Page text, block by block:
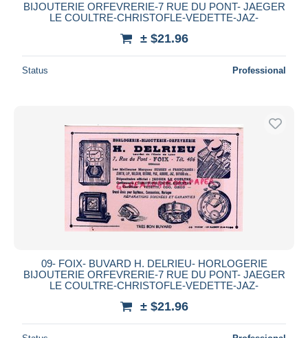
BIJOUTERIE ORFEVRERIE-7 RUE DU PONT- JAEGER
LE COULTRE-CHRISTOFLE-VEDETTE-JAZ-
± $21.96
Status Professional
09- FOIX- BUVARD H. DELRIEU- HORLOGERIE
BIJOUTERIE ORFEVRERIE-7 RUE DU PONT- JAEGER
LE COULTRE-CHRISTOFLE-VEDETTE-JAZ-
± $21.96